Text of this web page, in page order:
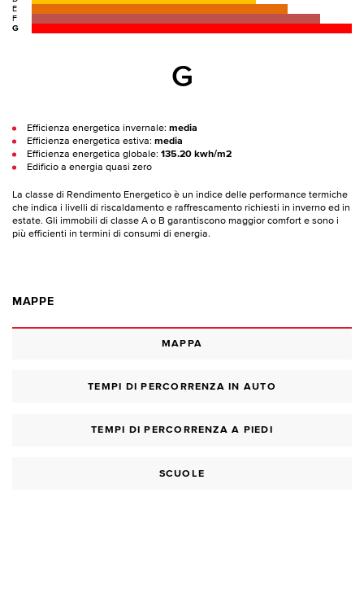
E
F
G
G
Efficienza energetica invernale: media
Efficienza energetica estiva: media
Efficienza energetica globale: 135.20 kwh/m2
Edificio a energia quasi zero
La classe di Rendimento Energetico è un indice delle performance termiche
che indica i livelli di riscaldamento e raffrescamento richiesti in inverno ed in
estate. Gli immobili di classe A o B garantiscono maggior comfort e sono i
più efficienti in termini di consumi di energia.
MAPPE
MAPPA
TEMPI DI PERCORRENZA IN AUTO
TEMPI DI PERCORRENZA A PIEDI
SCUOLE